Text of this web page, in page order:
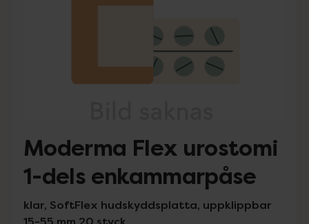
Moderma Flex urostomi
1-dels enkammarpåse
klar, SoftFlex hudskyddsplatta, uppklippbar